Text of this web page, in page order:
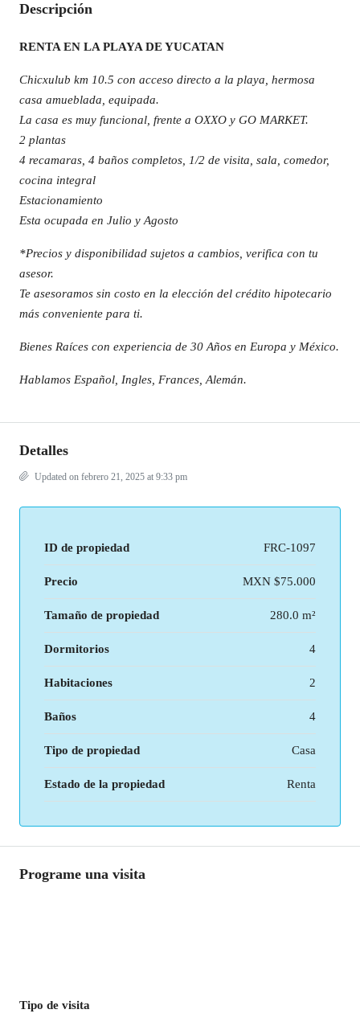
Descripción
RENTA EN LA PLAYA DE YUCATAN
Chicxulub km 10.5 con acceso directo a la playa, hermosa
casa amueblada, equipada.
La casa es muy funcional, frente a OXXO y GO MARKET.
2 plantas
4 recamaras, 4 baños completos, 1/2 de visita, sala, comedor,
cocina integral
Estacionamiento
Esta ocupada en Julio y Agosto
*Precios y disponibilidad sujetos a cambios, verifica con tu
asesor.
Te asesoramos sin costo en la elección del crédito hipotecario
más conveniente para ti.
Bienes Raíces con experiencia de 30 Años en Europa y México.
Hablamos Español, Ingles, Frances, Alemán.
Detalles
Updated on febrero 21, 2025 at 9:33 pm
ID de propiedad FRC-1097
Precio MXN $75.000
Tamaño de propiedad 280.0 m²
Dormitorios 4
Habitaciones 2
Baños 4
Tipo de propiedad Casa
Estado de la propiedad Renta
Programe una visita
Tipo de visita